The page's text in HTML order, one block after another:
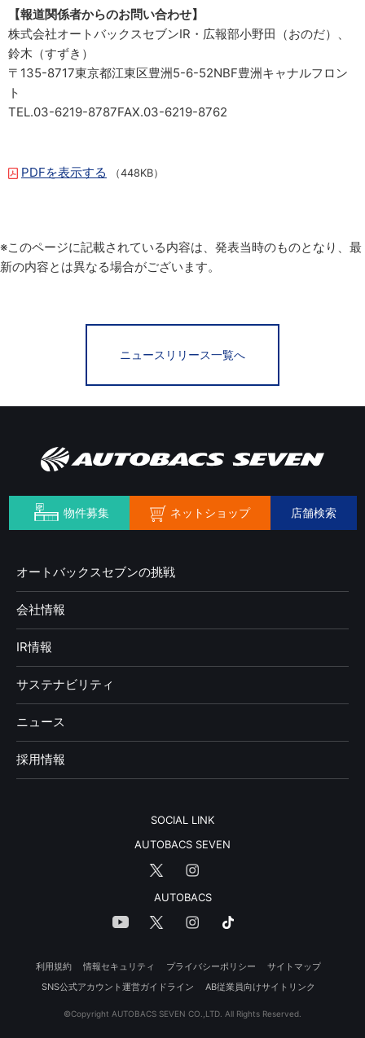
【報道関係者からのお問い合わせ】
株式会社オートバックスセブンIR・広報部小野田（おのだ）、
鈴木（すずき）
〒135-8717東京都江東区豊洲5-6-52NBF豊洲キャナルフロン
ト
TEL.03-6219-8787FAX.03-6219-8762
PDFを表示する （448KB）
※このページに記載されている内容は、発表当時のものとなり、最
新の内容とは異なる場合がございます。
ニュースリリース一覧へ
物件募集 ネットショップ 店舗検索
オートバックスセブンの挑戦
会社情報
IR情報
サステナビリティ
ニュース
採用情報
SOCIAL LINK
AUTOBACS SEVEN
AUTOBACS
利用規約 情報セキュリティ プライバシーポリシー
サイトマップ
SNS公式アカウント運営ガイドライン
AB従業員向けサイトリンク
©Copyright AUTOBACS SEVEN CO.,LTD. All Rights Reserved.